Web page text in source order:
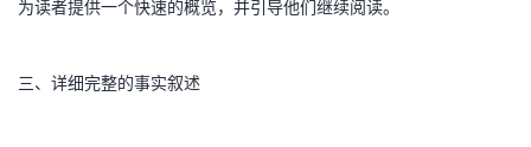
为读者提供一个快速的概览，并引导他们继续阅读。
三、详细完整的事实叙述